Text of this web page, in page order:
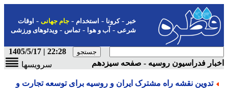
-کرونا-استخدام- جام جهانی-اوقات
شرعی-آب و هوا-تماس-ویدئوهای ورزشی
22:28 | 1405/5/17
فدراسیون روسیه - صفحه سیزدهم
سرویسها
تدوین نقشه راه مشترک ایران و روسیه برای توسعه تجارت و